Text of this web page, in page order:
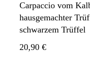
Carpaccio vom
hausgemachter
schwarzem Trüffel
20,90 €